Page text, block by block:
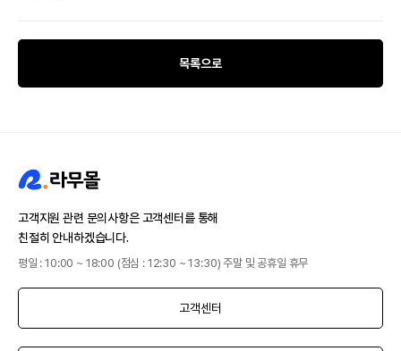
목록으로
고객지원 관련 문의사항은 고객센터를 통해
친절히 안내하겠습니다.
평일 : 10:00 ~ 18:00 (점심 : 12:30 ~ 13:30) 주말 및 공휴일 휴무
고객센터